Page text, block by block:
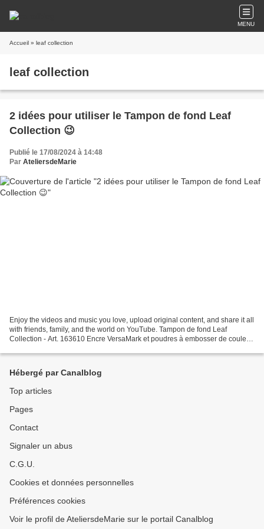
MENU
Accueil » leaf collection
leaf collection
2 idées pour utiliser le Tampon de fond Leaf
Collection 😉
Publié le 17/08/2024 à 14:48
Par AteliersdeMarie
Enjoy the videos and music you love, upload original content, and share it all
with friends, family, and the world on YouTube. Tampon de fond Leaf
Collection - Art. 163610 Encre VersaMark et poudres à embosser de couleur
Hébergé par Canalblog
Top articles
Pages
Contact
Signaler un abus
C.G.U.
Cookies et données personnelles
Préférences cookies
Voir le profil de AteliersdeMarie sur le portail Canalblog